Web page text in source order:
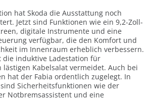
hat Skoda die Ausstattung noch
Jetzt sind Funktionen wie ein 9,2-Zoll-
digitale Instrumente und eine
verfügbar, die den Komfort und
im Innenraum erheblich verbessern.
die induktive Ladestation für
Kabelsalat vermeidet. Auch bei
hat der Fabia ordentlich zugelegt. In
Sicherheitsfunktionen wie der
Notbremsassistent und eine